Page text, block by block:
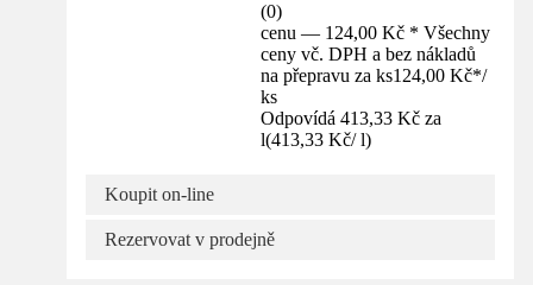
(0)
cenu — 124,00 Kč * Všechny
ceny vč. DPH a bez nákladů
na přepravu za ks124,00 Kč*/
ks
Odpovídá 413,33 Kč za
l(413,33 Kč/ l)
Koupit on-line
Rezervovat v prodejně